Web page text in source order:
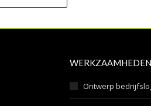
WERKZAAMHEDEN
Ontwerp